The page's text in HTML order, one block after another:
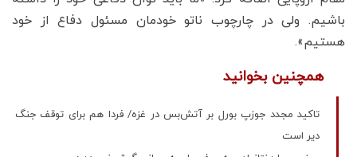
باشیم. ولی در چارچوب ناتو خودمان مسئول دفاع از خود
هستیم».
همچنین بخوانید
تاکید مجدد جوزپ بورل بر آتش‌بس در غزه/ فردا هم برای توقف جنگ
دیر است